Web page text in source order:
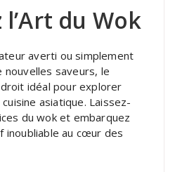
du Wok
averti ou simplement
saveurs, le
idéal pour explorer
asiatique. Laissez-
du wok et embarquez
inoubliable au cœur des